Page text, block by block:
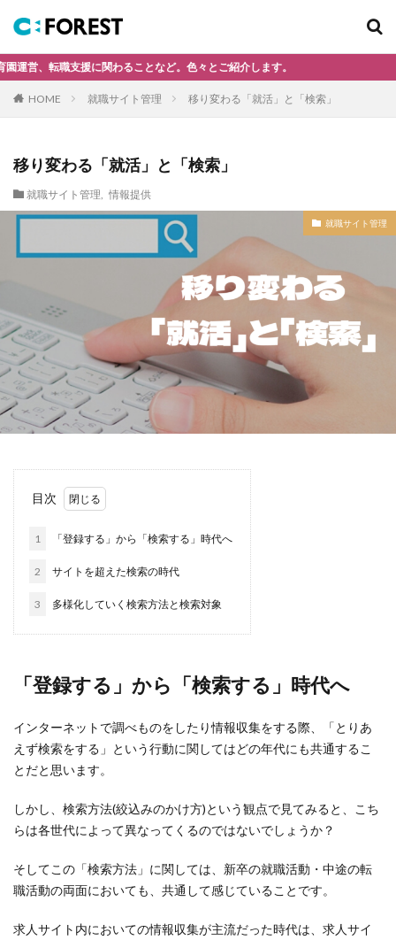
職支援に関わることなど。色々とご紹介します。
HOME 就職サイト管理 移り変わる「就活」と「検索」
移り変わる「就活」と「検索」
就職サイト管理 情報提供
就職サイト管理
目次
1 「登録する」から「検索する」時代へ
2 サイトを超えた検索の時代
3 多様化していく検索方法と検索対象
「登録する」から「検索する」時代へ
インターネットで調べものをしたり情報収集をする際、「とりあ
えず検索をする」という行動に関してはどの年代にも共通するこ
とだと思います。
しかし、検索方法(絞込みのかけ方)という観点で見てみると、こち
らは各世代によって異なってくるのではないでしょうか？
そしてこの「検索方法」に関しては、新卒の就職活動・中途の転
職活動の両面においても、共通して感じていることです。
求人サイト内においての情報収集が主流だった時代は、求人サイ
キーワード
新卒採用 採用活動 保育士 大学訪問 面接
タグ
Zoom説明会
エントリーマネジメント
ケアハウス
ショートステイ
シーフォレスト
デイケア
デイケアで働く
デイサービス
ナビ管理
ハロー効果はバカに出来ない
ブランク明け保育士
リファラル採用
一人一社制
上半身だけでも正装で
会社の印象が悪くなった
会社案内
保育士で活かせるスキルと経験
保育士になる
保育士の職場復帰
出逢ってすぐには分からない
医療福祉求人
圧迫面接 地元志向
学生をいかにして飽きさせないか
安定志向
室内遊び
専門職採用 就職サイト
就職活動
情熱溢れる採用担当者
採用に強い会社
採用に強い会社の特徴
採用の重要度が高い
採用はチームワーク
採用への意識が高い
採用もおもてなし
採用サイト
採用支援
採用数に意識がいきがち
新卒採用×Zoom
新卒採用のメリット
新卒面接